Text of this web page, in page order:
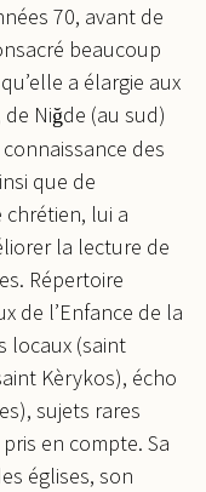
70, avant de
beaucoup
a élargie aux
de Niğde (au sud)
des
que de
chrétien, lui a
la lecture de
Répertoire
de l’Enfance de la
locaux (saint
Kèrykos), écho
sujets rares
en compte. Sa
églises, son